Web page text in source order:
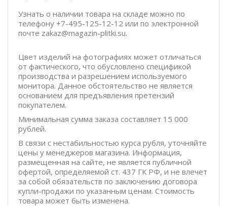
Узнать о наличии товара на складе можно по
телефону +7-495-125-12-12 или по электронной
почте zakaz@magazin-plitki.su.
Цвет изделий на фотографиях может отличаться
от фактического, что обусловлено спецификой
производства и разрешением используемого
монитора. Данное обстоятельство не является
основанием для предъявления претензий
покупателем.
Минимальная сумма заказа составляет 15 000
рублей.
В связи с нестабильностью курса рубля, уточняйте
цены у менеджеров магазина. Информация,
размещенная на сайте, не является публичной
офертой, определяемой ст. 437 ГК РФ, и не влечет
за собой обязательств по заключению договора
купли-продажи по указанным ценам. Стоимость
товара может быть изменена.